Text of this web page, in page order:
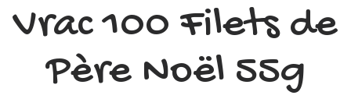
Vrac 100 Filets de
Père Noël 55g